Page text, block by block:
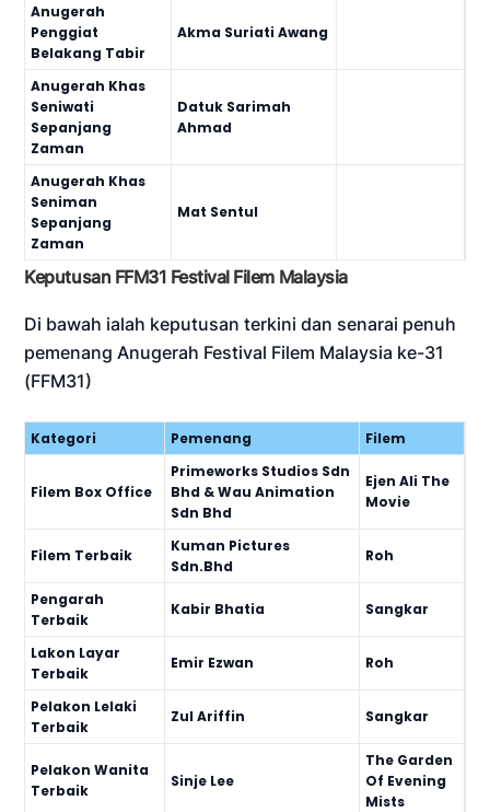
Anugerah
Penggiat
Belakang Tabir
Akma Suriati Awang
Anugerah Khas
Seniwati
Sepanjang
Zaman
Datuk Sarimah
Ahmad
Anugerah Khas
Seniman
Sepanjang
Zaman
Mat Sentul
Keputusan FFM31 Festival Filem Malaysia
Di bawah ialah keputusan terkini dan senarai penuh
pemenang Anugerah Festival Filem Malaysia ke-31
(FFM31)
Kategori Pemenang Filem
Filem Box Office
Primeworks Studios Sdn
Bhd & Wau Animation
Sdn Bhd
Ejen Ali The
Movie
Filem Terbaik
Kuman Pictures
Sdn.Bhd
Roh
Pengarah
Terbaik
Kabir Bhatia Sangkar
Lakon Layar
Terbaik
Emir Ezwan Roh
Pelakon Lelaki
Terbaik
Zul Ariffin Sangkar
Pelakon Wanita
Terbaik
Sinje Lee
The Garden
Of Evening
Mists